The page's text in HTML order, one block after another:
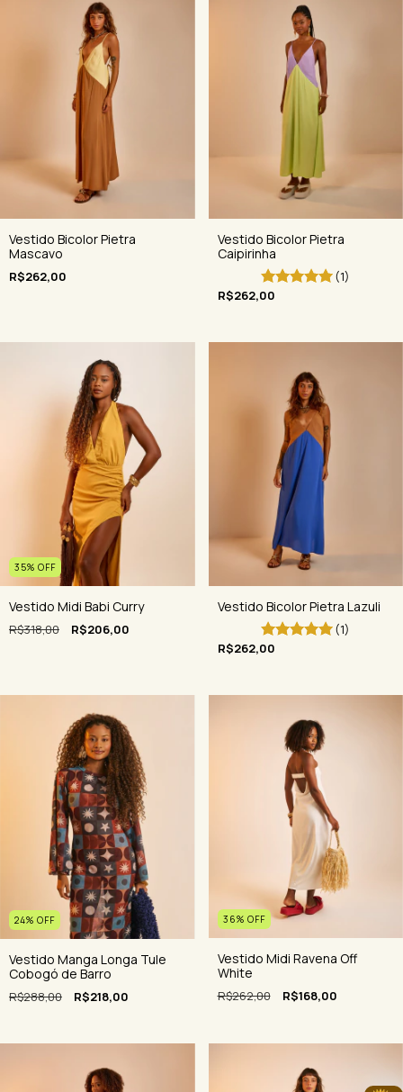
Vestido Bicolor Pietra
Mascavo
R$262,00
Vestido Bicolor Pietra
Caipirinha
(1)
R$262,00
35% OFF
Vestido Midi Babi Curry
R$318,00 R$206,00
Vestido Bicolor Pietra Lazuli
(1)
R$262,00
24% OFF
Vestido Manga Longa Tule
Cobogó de Barro
R$288,00 R$218,00
36% OFF
Vestido Midi Ravena Off
White
R$262,00 R$168,00